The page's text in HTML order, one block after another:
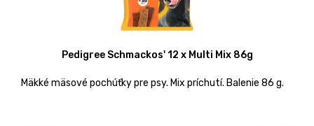
Pedigree Schmackos' 12 x Multi Mix 86g
Mäkké mäsové pochúťky pre psy. Mix príchutí. Balenie 86 g.